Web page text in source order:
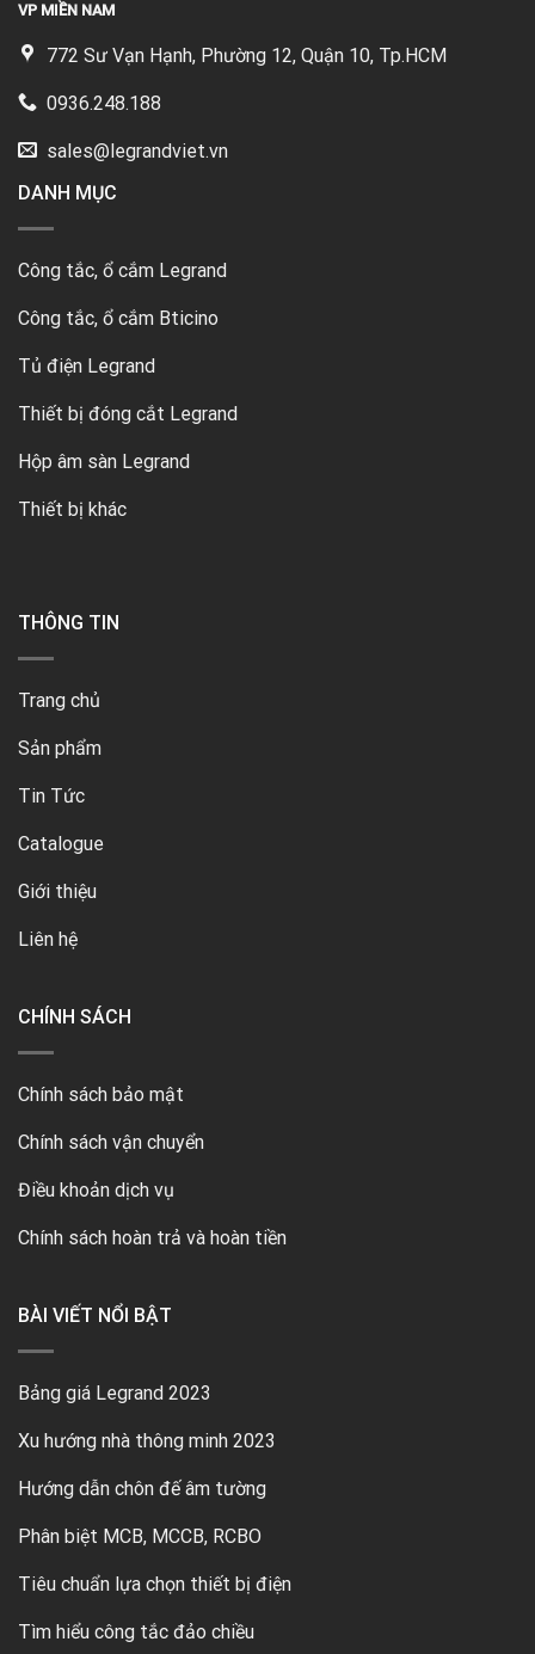
VP MIỀN NAM
772 Sư Vạn Hạnh, Phường 12, Quận 10, Tp.HCM
0936.248.188
sales@legrandviet.vn
DANH MỤC
Công tắc, ổ cắm Legrand
Công tắc, ổ cắm Bticino
Tủ điện Legrand
Thiết bị đóng cắt Legrand
Hộp âm sàn Legrand
Thiết bị khác
THÔNG TIN
Trang chủ
Sản phẩm
Tin Tức
Catalogue
Giới thiệu
Liên hệ
CHÍNH SÁCH
Chính sách bảo mật
Chính sách vận chuyển
Điều khoản dịch vụ
Chính sách hoàn trả và hoàn tiền
BÀI VIẾT NỔI BẬT
Bảng giá Legrand 2023
Xu hướng nhà thông minh 2023
Hướng dẫn chôn đế âm tường
Phân biệt MCB, MCCB, RCBO
Tiêu chuẩn lựa chọn thiết bị điện
Tìm hiểu công tắc đảo chiều